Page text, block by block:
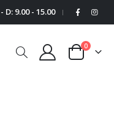
D: 9.00 - 15.00 |
Cart
0